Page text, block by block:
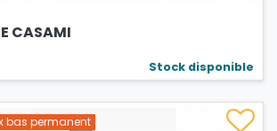
CASAMI
Stock disponible
bas permanent